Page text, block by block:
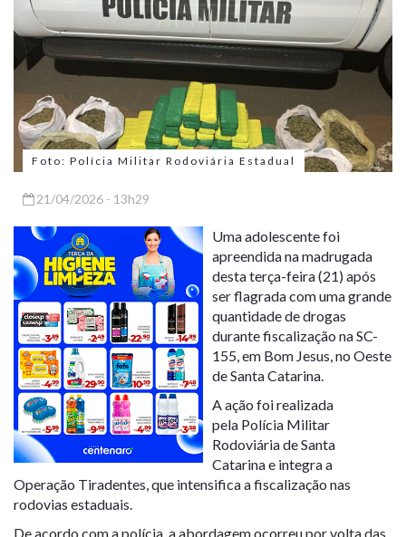
Foto: Polícia Militar Rodoviária Estadual
21/04/2026 - 13h29
Uma adolescente foi
apreendida na madrugada
desta terça-feira (21) após
ser flagrada com uma grande
quantidade de drogas
durante fiscalização na SC-
155, em Bom Jesus, no Oeste
de Santa Catarina.
A ação foi realizada
pela Polícia Militar
Rodoviária de Santa
Catarinae integra a
Operação Tiradentes, que intensifica a fiscalização nas
rodovias estaduais.
De acordo com a polícia, a abordagem ocorreu por volta das